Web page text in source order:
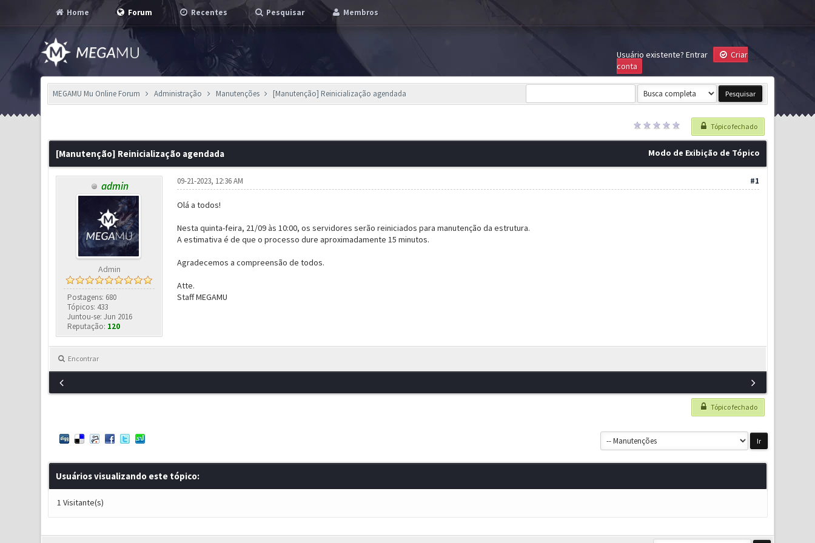
Home Forum Recentes Pesquisar Membros
Usuário existente? Entrar
Criar
conta
MEGAMU Mu Online Forum Administração Manutenções [Manutenção] Reinicialização agendada
Tópico fechado
Modo de Exibição de Tópico
[Manutenção] Reinicialização agendada
admin
Admin
Postagens: 680
Tópicos: 433
Juntou-se: Jun 2016
Reputação: 120
#1
09-21-2023, 12:36 AM
Olá a todos!
Nesta quinta-feira, 21/09 às 10:00, os servidores serão reiniciados para manutenção da estrutura.
A estimativa é de que o processo dure aproximadamente 15 minutos.
Agradecemos a compreensão de todos.
Atte.
Staff MEGAMU
Encontrar
Tópico fechado
Usuários visualizando este tópico:
1 Visitante(s)